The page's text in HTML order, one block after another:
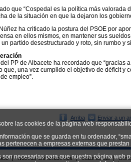
las cookies de la página web
que se guarda en tu ordenador,
pertenecen a empresas externas que
necesarias para que nuestra página web
que “Cospedal es la política más
de la situación en que la dejaron los
ha criticado la postura del PSOE por
en ellos mismos, en mantener sus
un partido desestructurado y roto, sin rumbo y
PP de Albacete ha recordado que
que, una vez cumplido el objetivo de déficit y
empleo”.
Arriba Enviar a un
| Nuevas Generaciones | Multimedias |